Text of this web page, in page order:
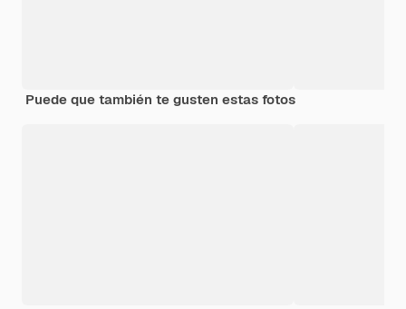
Puede que también te gusten estas fotos